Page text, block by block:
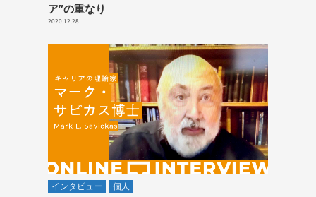
ア”の重なり
2020.12.28
インタビュー 個人